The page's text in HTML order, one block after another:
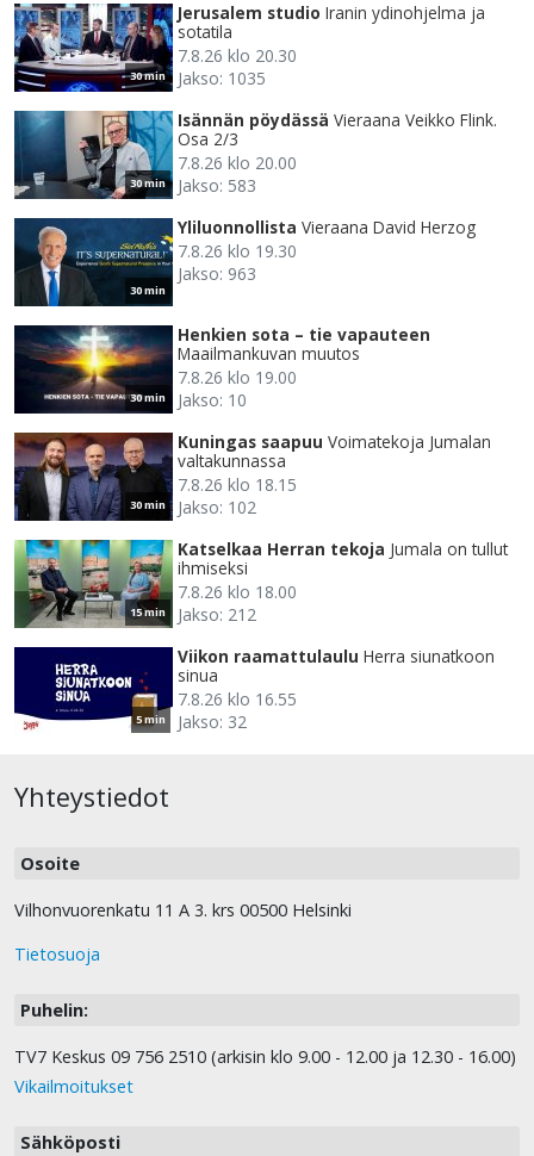
30 min
Jerusalem studio Iranin ydinohjelma ja
sotatila
7.8.26 klo 20.30
Jakso: 1035
30 min
Isännän pöydässä Vieraana Veikko Flink.
Osa 2/3
7.8.26 klo 20.00
Jakso: 583
30 min
Yliluonnollista Vieraana David Herzog
7.8.26 klo 19.30
Jakso: 963
30 min
Henkien sota – tie vapauteen
Maailmankuvan muutos
7.8.26 klo 19.00
Jakso: 10
30 min
Kuningas saapuu Voimatekoja Jumalan
valtakunnassa
7.8.26 klo 18.15
Jakso: 102
15 min
Katselkaa Herran tekoja Jumala on tullut
ihmiseksi
7.8.26 klo 18.00
Jakso: 212
5 min
Viikon raamattulaulu Herra siunatkoon
sinua
7.8.26 klo 16.55
Jakso: 32
Yhteystiedot
Osoite
Vilhonvuorenkatu 11 A 3. krs 00500 Helsinki
Tietosuoja
Puhelin:
TV7 Keskus 09 756 2510 (arkisin klo 9.00 - 12.00 ja 12.30 - 16.00)
Vikailmoitukset
Sähköposti